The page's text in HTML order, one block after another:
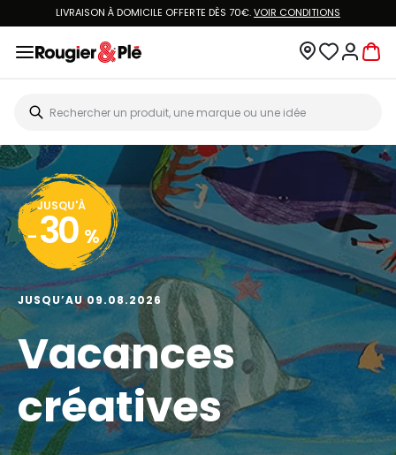
LIVRAISON À DOMICILE OFFERTE DÈS 70€.VOIR CONDITIONS
JUSQU'À
- 30 %
JUSQU’AU 09.08.2026
Vacances
créatives